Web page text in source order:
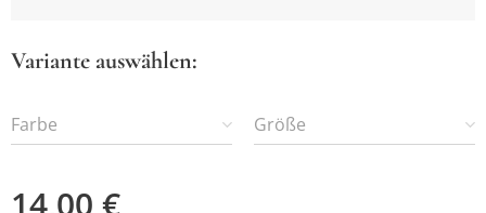
Variante auswählen:
Farbe Größe
14,00 €